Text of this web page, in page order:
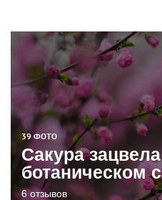
39 ФОТО
Сакура
ботаническом
6 отзывов